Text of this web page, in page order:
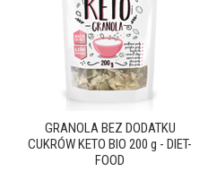
GRANOLA BEZ DODATKU
CUKRÓW KETO BIO 200 g - DIET-
FOOD